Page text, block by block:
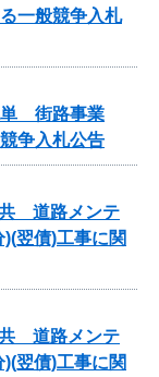
一般競争入札
単 街路事業
争入札公告
共 道路メンテ
翌債)工事に関
共 道路メンテ
翌債)工事に関